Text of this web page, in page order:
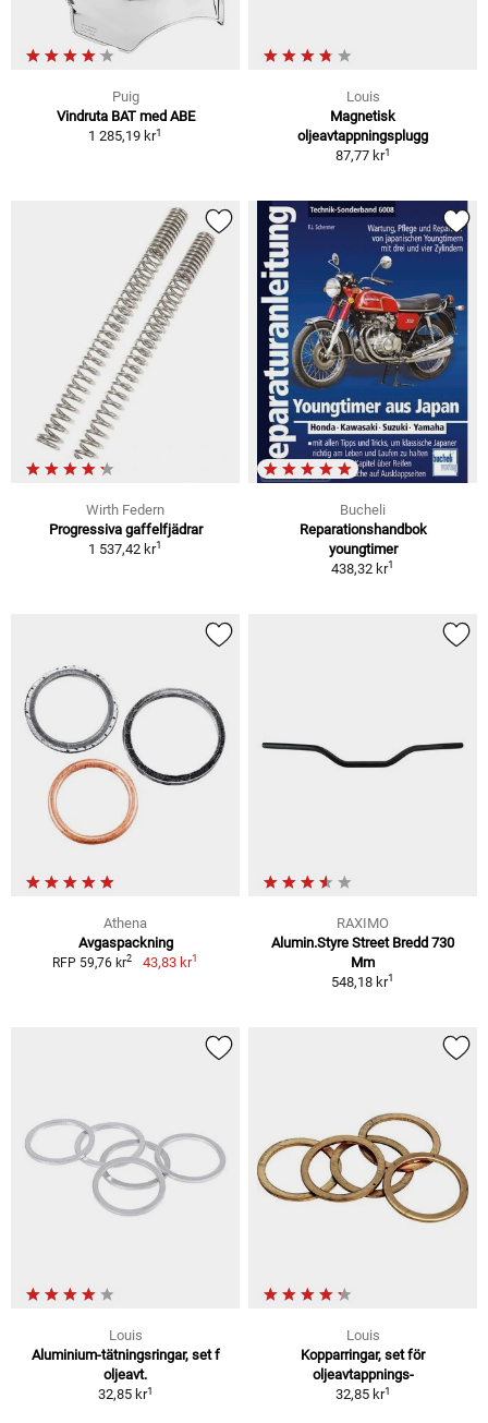
Puig
Vindruta BAT med ABE
1 285,19 kr1
Louis
Magnetisk
oljeavtappningsplugg
87,77 kr1
Wirth Federn
Progressiva gaffelfjädrar
1 537,42 kr1
Bucheli
Reparationshandbok
youngtimer
438,32 kr1
Athena
Avgaspackning
RFP 59,76 kr2 43,83 kr1
RAXIMO
Alumin.Styre Street Bredd 730
Mm
548,18 kr1
Louis
Aluminium-tätningsringar, set f
oljeavt.
32,85 kr1
Louis
Kopparringar, set för
oljeavtappnings-
32,85 kr1